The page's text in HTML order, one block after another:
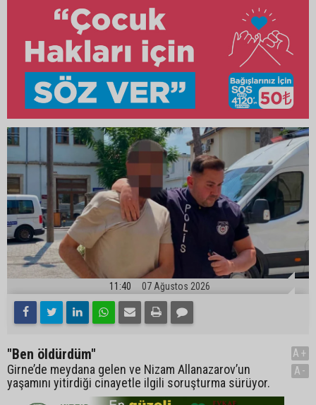
11:40 07 Ağustos 2026
"Ben öldürdüm"
Girne’de meydana gelen ve Nizam Allanazarov’un
yaşamını yitirdiği cinayetle ilgili soruşturma sürüyor.
A+
A-